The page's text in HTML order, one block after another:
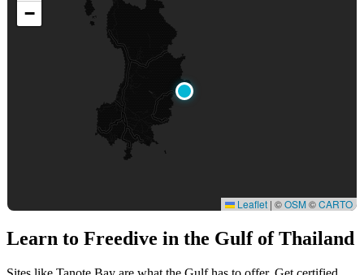
−
Leaflet | ©OSM©CARTO
Learn to Freedive in the Gulf of Thailand